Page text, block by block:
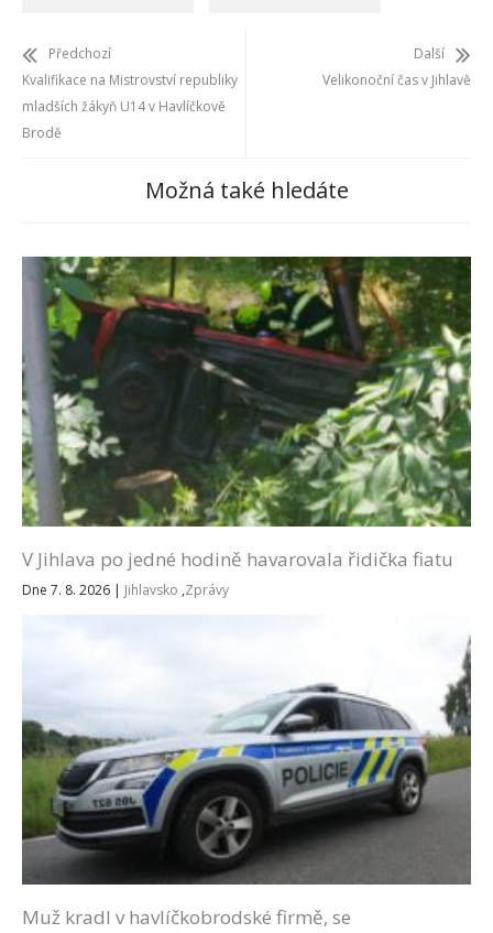
Předchozí
Kvalifikace na Mistrovství republiky
mladších žákyň U14 v Havlíčkově
Brodě
Další
Velikonoční čas v Jihlavě
Možná také hledáte
V Jihlava po jedné hodině havarovala řidička fiatu
Dne 7. 8. 2026 | Jihlavsko ,Zprávy
Muž kradl v havlíčkobrodské firmě, se